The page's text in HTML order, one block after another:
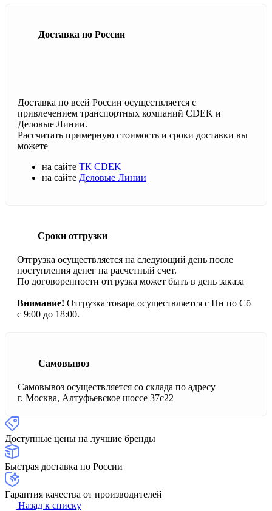
Доставка по России
Доставка по всей России осуществляется с
привлечением транспортных компаний CDEK и
Деловые Линии.
Рассчитать примерную стоимость и сроки доставки вы
можете
на сайте ТК CDEK
на сайте Деловые Линии
Сроки отгрузки
Отгрузка осуществляется на следующий день после
поступления денег на расчетный счет.
По договоренности отгрузка может быть в день заказа
Внимание! Отгрузка товара осуществляется с Пн по Сб
с 9:00 до 18:00.
Самовывоз
Самовывоз осуществляется со склада по адресу
г. Москва, Алтуфьевское шоссе 37с22
Доступные цены на лучшие бренды
Быстрая доставка по России
Гарантия качества от производителей
Назад к списку